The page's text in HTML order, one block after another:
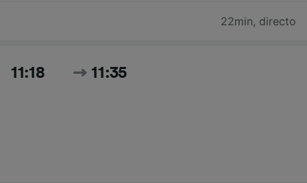
22min, directo
11:18 11:35